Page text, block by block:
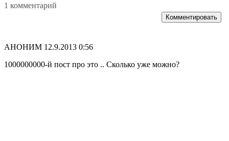
1 комментарий
Комментировать
АНОНИМ 12.9.2013 0:56
1000000000-й пост про это .. Сколько уже можно?